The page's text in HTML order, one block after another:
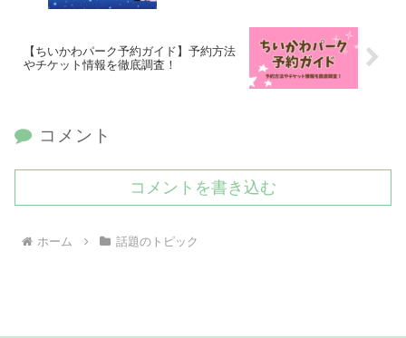
【ちいかわパーク予約ガイド】予約方法
やチケット情報を徹底調査！
コメント
コメントを書き込む
ホーム 話題のトピック